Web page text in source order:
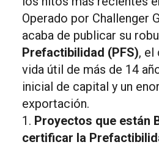
Operado por Challenger
acaba de publicar su
Prefactibilidad (PFS), el
vida útil de más de 14
inicial de capital y un
exportación.
Proyectos que están
certificar la